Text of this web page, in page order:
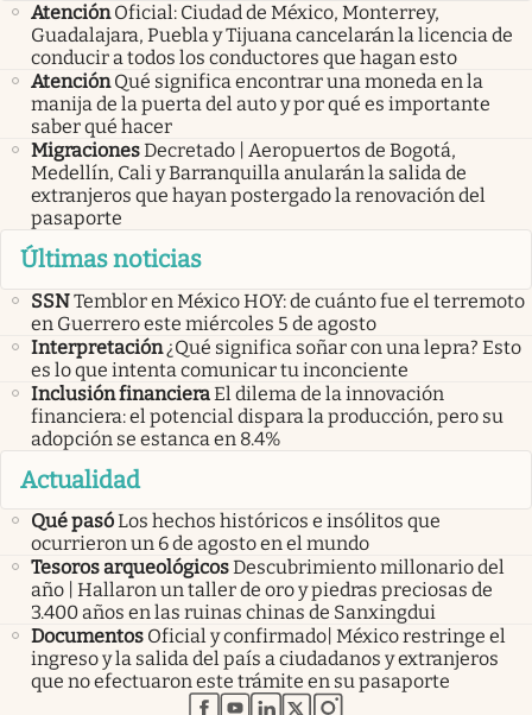
Atención Oficial: Ciudad de México, Monterrey,
Guadalajara, Puebla y Tijuana cancelarán la licencia de
conducir a todos los conductores que hagan esto
Atención Qué significa encontrar una moneda en la
manija de la puerta del auto y por qué es importante
saber qué hacer
MigracionesDecretado | Aeropuertos de Bogotá,
Medellín, Cali y Barranquilla anularán la salida de
extranjeros que hayan postergado la renovación del
pasaporte
Últimas noticias
SSNTemblor en México HOY: de cuánto fue el terremoto
en Guerrero este miércoles 5 de agosto
Interpretación ¿Qué significa soñar con una lepra? Esto
es lo que intenta comunicar tu inconciente
Inclusión financieraEl dilema de la innovación
financiera: el potencial dispara la producción, pero su
adopción se estanca en 8.4%
Actualidad
Qué pasóLos hechos históricos e insólitos que
ocurrieron un 6 de agosto en el mundo
Tesoros arqueológicosDescubrimiento millonario del
año | Hallaron un taller de oro y piedras preciosas de
3.400 años en las ruinas chinas de Sanxingdui
Documentos Oficial y confirmado| México restringe el
ingreso y la salida del país a ciudadanos y extranjeros
que no efectuaron este trámite en su pasaporte
abre en nueva pestaña
abre en nueva pestaña
abre en nueva pestaña
abre en nueva pestaña
abre en nueva pestaña